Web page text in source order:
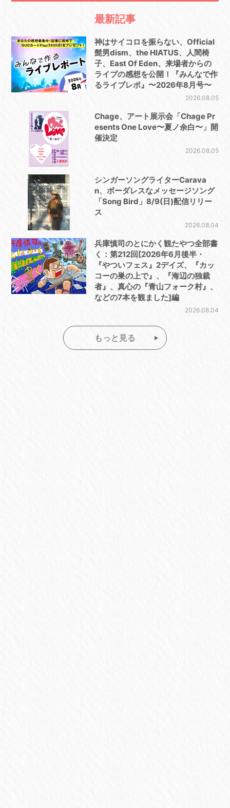
最新記事
神はサイコロを振らない、Official
髭男dism、the HIATUS、人間椅
子、East Of Eden、来場者からの
ライブの感想を公開！『みんなで作
るライブレポ』〜2026年8月号〜
2026.08.05
Chage、アート展示会「Chage Pr
esents One Love〜夏ノ余白〜」開
催決定
2026.08.05
シンガーソングライターCarava
n、ボーダレスなメッセージソング
「Song Bird」8/9(日)配信リリー
ス
2026.08.04
兵庫慎司のとにかく観たやつ全部書
く：第212回[2026年6月後半・
『やついフェス』2デイズ、『カッ
コーの巣の上で』、『海辺の独裁
者』、真心の『青山フォーク村』、
などの7本を観ました]編
2026.08.04
もっと見る